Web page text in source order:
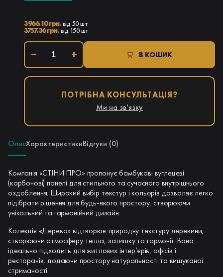
3966.10 грн.від 50 шт
3757.36 грн.від 150 шт
− + В КОШИК
ПОТРІБНА КОНСУЛЬТАЦІЯ?
Ми на зв'язку
ОписХарактеристикиВідгуки (0)
Компанія «СТІНИ ПРО» пропонує бамбукові вуглецеві
(карбонові) панелі для стильного та сучасного внутрішнього
оздоблення. Широкий вибір текстур і кольорів дозволяє легко
підібрати рішення для будь-якого простору, створюючи
унікальний та гармонійний дизайн.
Колекція «Дерево» відтворює природну текстуру деревини,
створюючи атмосферу тепла, затишку та гармонії. Вона
ідеально підходить для житлових інтер’єрів, офісів і
ресторанів, додаючи простору натуральності та вишуканої
стриманості.